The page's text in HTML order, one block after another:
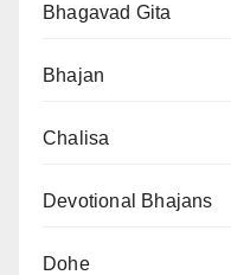
Bhagavad Gita
Bhajan
Chalisa
Devotional Bhajans
Dohe